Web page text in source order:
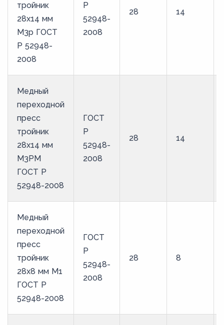
тройник
28х14 мм
М3р ГОСТ
Р 52948-
2008
Р
52948-
2008
28 14
Медный
переходной
пресс
тройник
28х14 мм
М3РМ
ГОСТ Р
52948-2008
ГОСТ
Р
52948-
2008
28 14
Медный
переходной
пресс
тройник
28х8 мм М1
ГОСТ Р
52948-2008
ГОСТ
Р
52948-
2008
28 8